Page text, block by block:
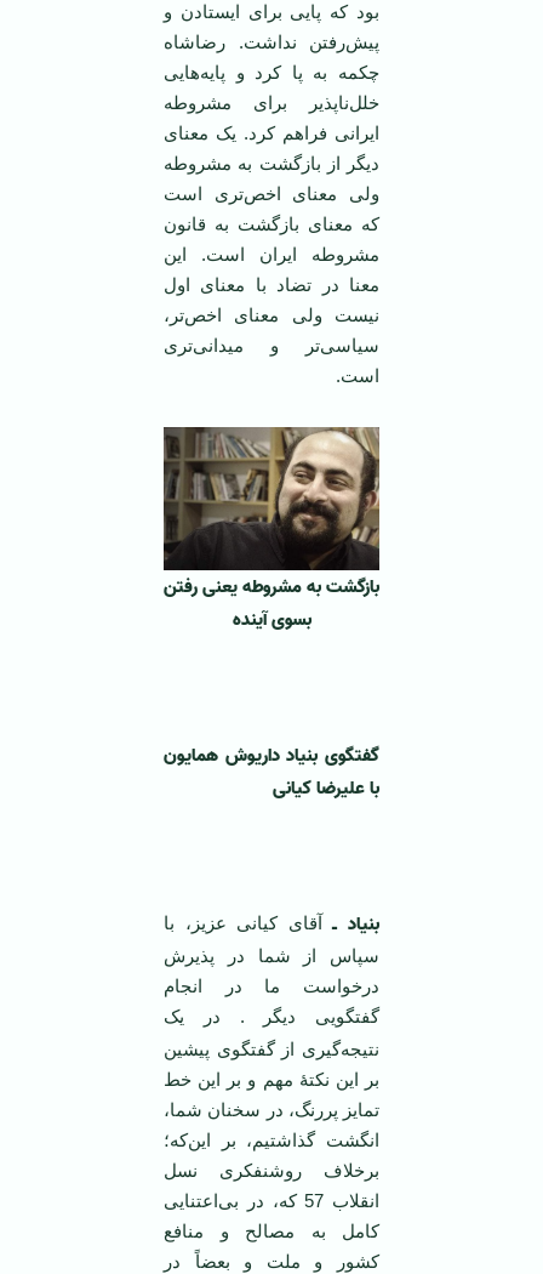
بود که پایی برای ایستادن و
پیش‌رفتن نداشت. رضاشاه
چکمه به پا کرد و پایه‌هایی
خلل‌ناپذیر برای مشروطه
ایرانی فراهم کرد. یک معنای
دیگر از بازگشت به مشروطه
ولی معنای اخص‌تری است
که معنای بازگشت به قانون
مشروطه ایران است. این
معنا در تضاد با معنای اول
نیست ولی معنای اخص‌تر،
سیاسی‌تر و میدانی‌تری
است.
بازگشت به مشروطه یعنی رفتن
بسوی آینده
گفتگوی بنیاد داریوش همایون
با علیرضا کیانی
بنیاد ـآقای کیانی عزیز،
با
سپاس از شما در پذیرش
درخواست ما در انجام
گفتگویی دیگر
. در یک
نتیجه‌گیری از گفتگوی پیشین
بر این‌ نکتۀ مهم و بر این خط
تمایز پررنگ، در سخنان شما،
انگشت گذاشتیم، بر این‌که؛
برخلاف روشنفکری نسل
انقلاب 57 که، در بی‌اعتنایی
کامل به مصالح و منافع
کشور و ملت و بعضاً در